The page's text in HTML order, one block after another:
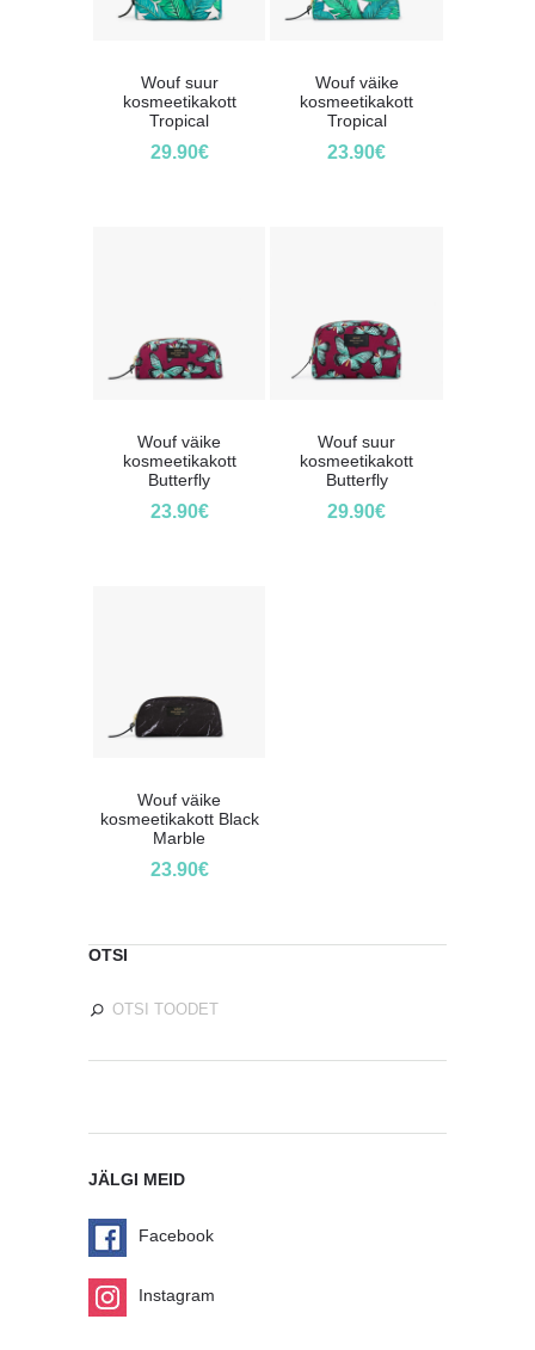
Wouf suur
kosmeetikakott
Tropical
29.90€
Wouf väike
kosmeetikakott
Tropical
23.90€
Wouf väike
kosmeetikakott
Butterfly
23.90€
Wouf suur
kosmeetikakott
Butterfly
29.90€
Wouf väike
kosmeetikakott Black
Marble
23.90€
OTSI
JÄLGI MEID
Facebook
Instagram